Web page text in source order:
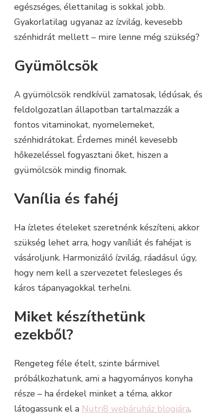
egészséges, élettanilag is sokkal jobb.
Gyakorlatilag ugyanaz az ízvilág, kevesebb
szénhidrát mellett – mire lenne még szükség?
Gyümölcsök
A gyümölcsök rendkívül zamatosak, lédúsak, és
feldolgozatlan állapotban tartalmazzák a
fontos vitaminokat, nyomelemeket,
szénhidrátokat. Érdemes minél kevesebb
hőkezeléssel fogyasztani őket, hiszen a
gyümölcsök mindig finomak.
Vanília és fahéj
Ha ízletes ételeket szeretnénk készíteni, akkor
szükség lehet arra, hogy vaníliát és fahéjat is
vásároljunk. Harmonizáló ízvilág, ráadásul úgy,
hogy nem kell a szervezetet felesleges és
káros tápanyagokkal terhelni.
Miket készíthetünk
ezekből?
Rengeteg féle ételt, szinte bármivel
próbálkozhatunk, ami a hagyományos konyha
része – ha érdekel minket a téma, akkor
látogassunk el a Nutri8 webáruház blogjára.